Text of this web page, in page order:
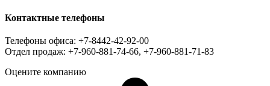
Контактные телефоны
Телефоны офиса: +7-8442-42-92-00
Отдел продаж: +7-960-881-74-66, +7-960-881-71-83
Оцените компанию